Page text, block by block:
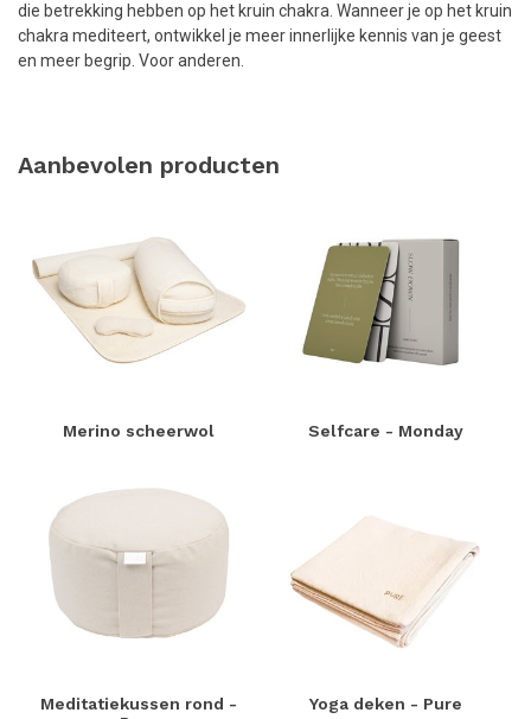
die betrekking hebben op het kruin chakra. Wanneer je op het kruin
chakra mediteert, ontwikkel je meer innerlijke kennis van je geest
en meer begrip. Voor anderen.
Aanbevolen producten
Merino scheerwol Selfcare - Monday
Meditatiekussen rond -
Yoga deken - Pure